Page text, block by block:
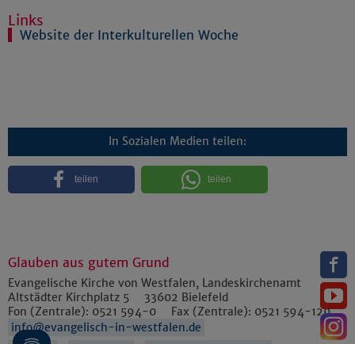
Links
Website der Interkulturellen Woche
In Sozialen Medien teilen:
teilen teilen
Glauben aus gutem Grund
Evangelische Kirche von Westfalen, Landeskirchenamt
Altstädter Kirchplatz 5
33602 Bielefeld
Fon (Zentrale): 0521 594-0 Fax (Zentrale): 0521 594-129
info@evangelisch-in-westfalen.de